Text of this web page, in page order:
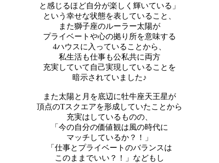
と感じるほど自分が楽しく輝いている」
という幸せな状態を表していること、
また獅子座のルーラー太陽が
プライベートや心の拠り所を意味する
4ハウスに入っていることから、
私生活も仕事も公私共に両方
充実していて自己実現していることを
暗示されていました♪
また太陽と月を底辺に牡牛座天王星が
頂点のTスクエアを形成していたことから
充実はしているものの、
「今の自分の価値観は風の時代に
マッチしているか？！」
「仕事とプライベートのバランスは
このままでいい？！」などもし